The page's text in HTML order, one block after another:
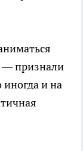
— признали
иногда и на